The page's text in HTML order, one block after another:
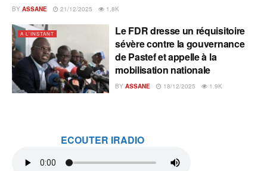
BY ASSANE 21/12/2025 1.8K
A L'INSTANT
Le FDR dresse un réquisitoire
sévère contre la gouvernance
de Pastef et appelle à la
mobilisation nationale
BY ASSANE 18/12/2025 1.9K
ECOUTER IRADIO